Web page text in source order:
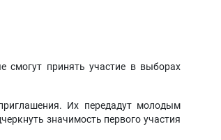
смогут принять участие в выборах
Их передадут молодым
значимость первого участия